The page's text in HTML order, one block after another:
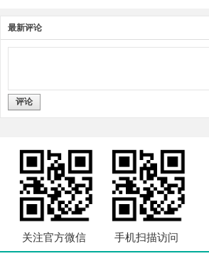
最新评论
评论
关注官方微信 手机扫描访问